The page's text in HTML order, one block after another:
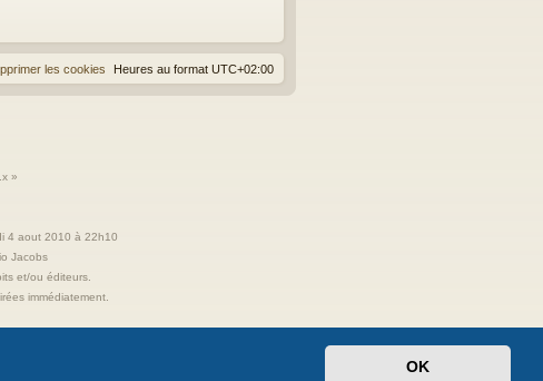
OK
Heures au format UTC+02:00
les cookies
»
4 aout 2010 à 22h10
Jacobs
et/ou éditeurs.
immédiatement.